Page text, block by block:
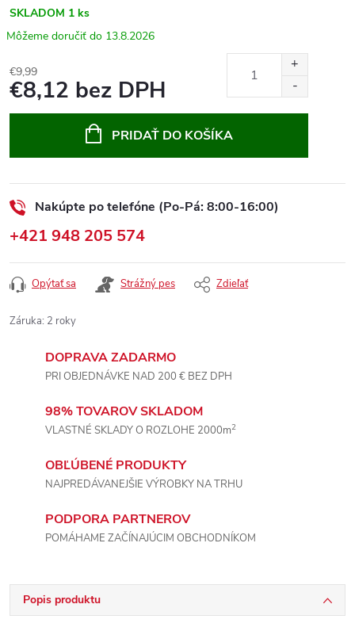
SKLADOM 1 ks
13.8.2026
€9,99
€8,12 bez DPH
PRIDAŤ DO KOŠÍKA
Nakúpte po telefóne (Po-Pá: 8:00-16:00)
+421 948 205 574
Opýtať sa Strážný pes Zdieľať
Záruka: 2 roky
DOPRAVA ZADARMO
PRI OBJEDNÁVKE NAD 200 € BEZ DPH
98% TOVAROV SKLADOM
VLASTNÉ SKLADY O ROZLOHE 2000m2
OBĽÚBENÉ PRODUKTY
NAJPREDÁVANEJŠIE VÝROBKY NA TRHU
PODPORA PARTNEROV
POMÁHAME ZAČÍNAJÚCIM OBCHODNÍKOM
Popis produktu